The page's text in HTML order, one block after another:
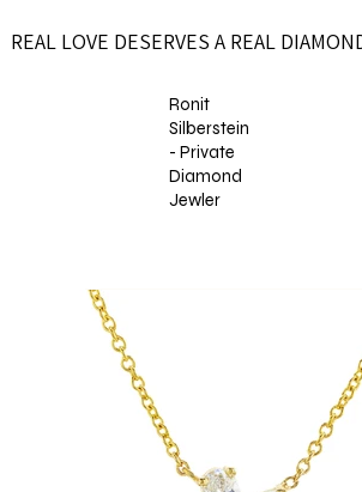
REAL LOVE DESERVES A REAL
Ronit
Silberstein
- Private
Diamond
Jewler